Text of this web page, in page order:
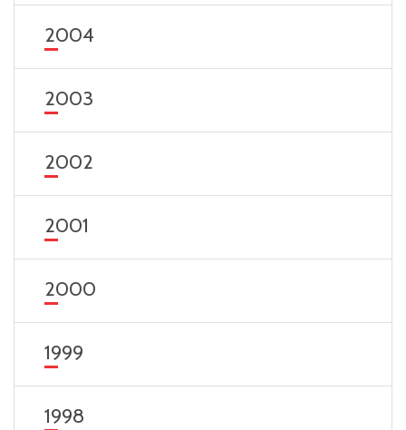
2004
2003
2002
2001
2000
1999
1998